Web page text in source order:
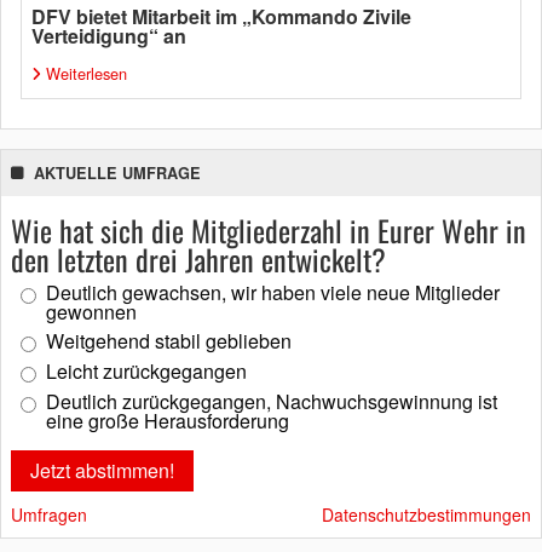
DFV bietet Mitarbeit im „Kommando Zivile
Verteidigung“ an
Weiterlesen
AKTUELLE UMFRAGE
Wie hat sich die Mitgliederzahl in Eurer Wehr in
den letzten drei Jahren entwickelt?
Deutlich gewachsen, wir haben viele neue Mitglieder
gewonnen
Weitgehend stabil geblieben
Leicht zurückgegangen
Deutlich zurückgegangen, Nachwuchsgewinnung ist
eine große Herausforderung
Umfragen Datenschutzbestimmungen